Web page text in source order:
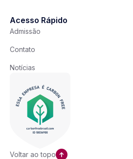
Acesso Rápido
Admissão
Contato
Notícias
Voltar ao topo